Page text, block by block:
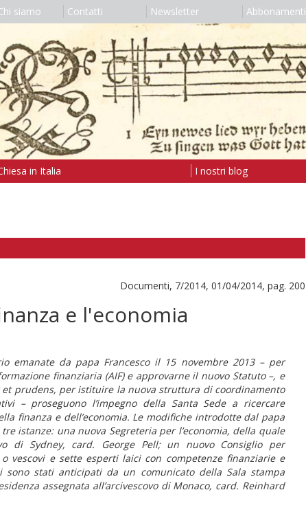
siamo Contatti Newsletter Abbonamenti
in Italia I nostri blog
Documenti, 7/2014, 01/04/2014, pag. 200
e l'economia
emanate da papa Francesco il 15 novembre 2013 – per
finanziaria (AIF) e approvarne il nuovo Statuto –, e
prudens, per istituire la nuova struttura di coordinamento
– proseguono l’impegno della Santa Sede a ricercare
finanza e dell’economia. Le modifiche introdotte dal papa
istanze: una nuova Segreteria per l’economia, della quale
di Sydney, card. George Pell; un nuovo Consiglio per
vescovi e sette esperti laici con competenze finanziarie e
sono stati anticipati da un comunicato della Sala stampa
assegnata all’arcivescovo di Monaco, card. Reinhard